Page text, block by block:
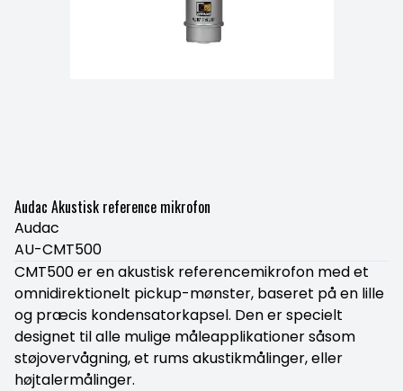
Audac Akustisk reference mikrofon
Audac
AU-CMT500
CMT500 er en akustisk referencemikrofon med et
omnidirektionelt pickup-mønster, baseret på en lille
og præcis kondensatorkapsel. Den er specielt
designet til alle mulige måleapplikationer såsom
støjovervågning, et rums akustikmålinger, eller
højtalermålinger.